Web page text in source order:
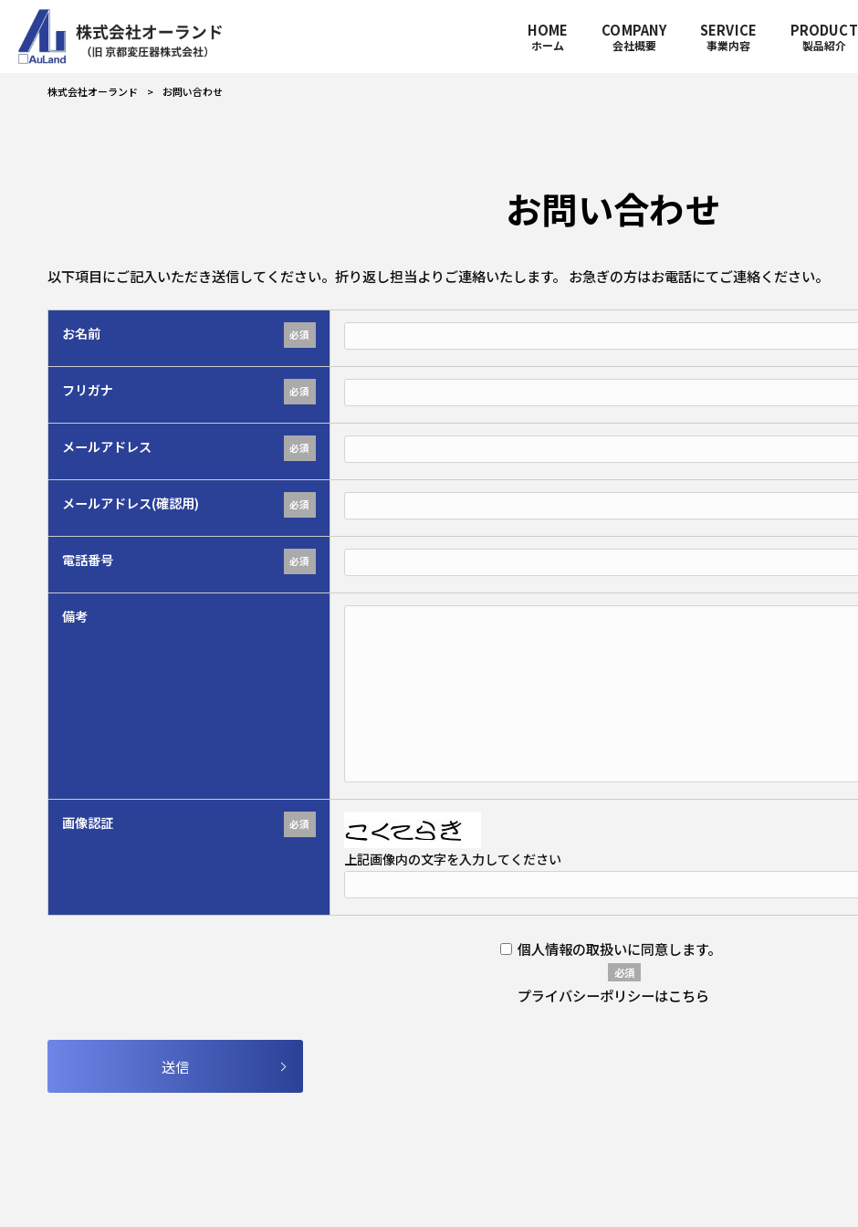
HOME
ホーム
COMPANY
会社概要
SERVICE
事業内容
PRODUCT
製品紹介
株式会社オーランド > お問い合わせ
お問い合わせ
以下項目にご記入いただき送信してください。折り返し担当よりご連絡いたします。 お急ぎの方はお電話にてご連絡ください。
お名前 必須
フリガナ 必須
メールアドレス 必須
メールアドレス(確認用) 必須
電話番号 必須
備考
画像認証 必須
上記画像内の文字を入力してください
個人情報の取扱いに同意します。
必須
プライバシーポリシーはこちら